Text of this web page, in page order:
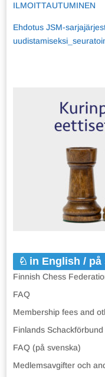
ILMOITTAUTUMINEN
Ehdotus JSM-
in English / på
Finnish Chess
FAQ
Membership fees and
Finlands Schackförbund
FAQ (på svenska)
Medlemsavgifter och